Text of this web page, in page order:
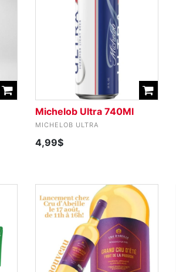
Michelob Ultra 740Ml
MICHELOB ULTRA
4,99$